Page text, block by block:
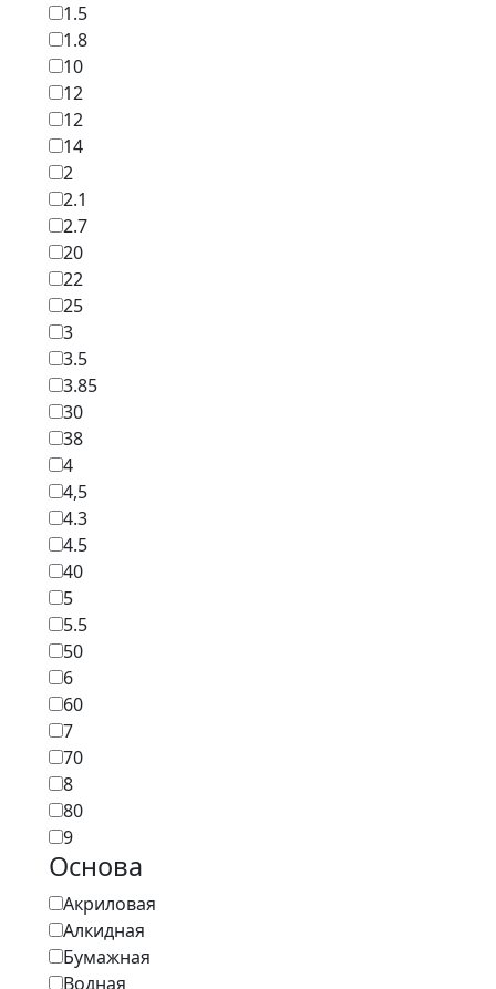
1.5
1.8
10
12
12
14
2
2.1
2.7
20
22
25
3
3.5
3.85
30
38
4
4,5
4.3
4.5
40
5
5.5
50
6
60
7
70
8
80
9
Основа
Акриловая
Алкидная
Бумажная
Водная